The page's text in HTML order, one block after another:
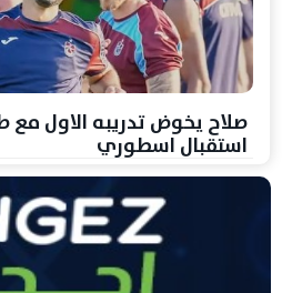
صلاح يخوض تدريبه الاول مع
استقبال اسطوري